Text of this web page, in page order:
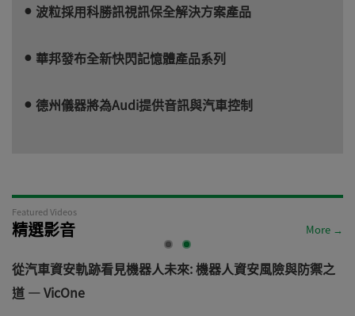
波粒採用科勝訊視訊保全解決方案產品
華邦發布全新快閃記憶體產品系列
德州儀器將為Audi提供音訊與汽車控制
Featured Videos
精選影音 More →
從汽車資安軌跡看見機器人未來: 機器人資安風險與防禦之
道 — VicOne